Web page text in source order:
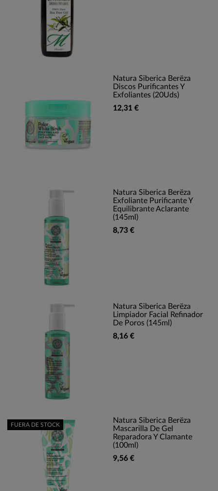
Natura Siberica Berëza
Discos Purificantes Y
Exfoliantes (20Uds)
12,31 €
Natura Siberica Berëza
Exfoliante Purificante Y
Equilibrante Aclarante
(145ml)
8,73 €
Natura Siberica Berëza
Limpiador Facial Refinador
De Poros (145ml)
8,16 €
Natura Siberica Berëza
Mascarilla De Gel
Reparadora Y Clamante
(100ml)
9,56 €
FUERA DE STOCK